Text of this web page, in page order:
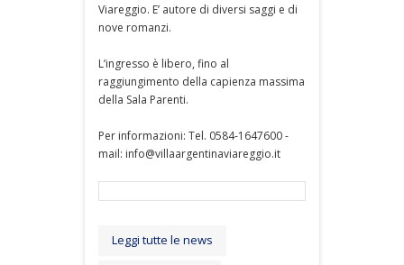
Viareggio. E’ autore di diversi saggi e di
nove romanzi.
L’ingresso è libero, fino al
raggiungimento della capienza massima
della Sala Parenti.
Per informazioni: Tel. 0584-1647600 -
mail: info@villaargentinaviareggio.it
Leggi tutte le news